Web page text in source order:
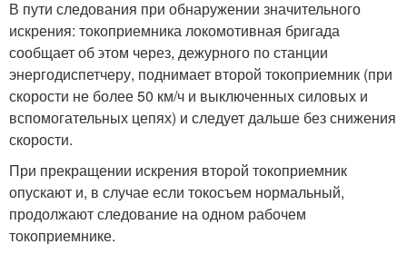
В пути следования при обнаружении значительного
искрения: токоприемника локомотивная бригада
сообщает об ϶том через, дежурного по станции
энергодиспетчеру, поднимает второй токо­приемник (при
скорости не более 50 км/ч и выключенных сило­вых и
вспомогательных цепях) и следует дальше без снижения
скорости.
При прекращении искрения второй токоприемник
опуска­ют и, в случае если токосъем нормальный,
продолжают следование на одном рабочем
токоприемнике.